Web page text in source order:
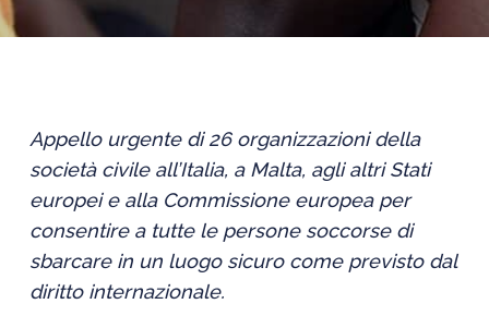
Appello urgente di 26 organizzazioni della
società civile all’Italia, a Malta, agli altri Stati
europei e alla Commissione europea per
consentire a tutte le persone soccorse di
sbarcare in un luogo sicuro come previsto dal
diritto internazionale.